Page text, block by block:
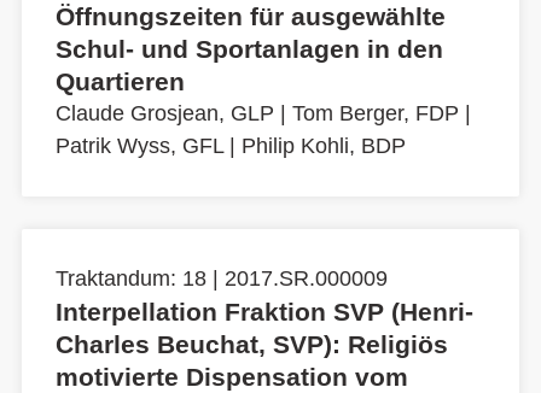
Öffnungszeiten für ausgewählte
Schul- und Sportanlagen in den
Quartieren
Claude Grosjean, GLP Tom Berger, FDP
Patrik Wyss, GFL| Philip Kohli, BDP
Traktandum: 18 | 2017.SR.000009
Interpellation Fraktion SVP (Henri-
Charles Beuchat, SVP): Religiös
motivierte Dispensation vom